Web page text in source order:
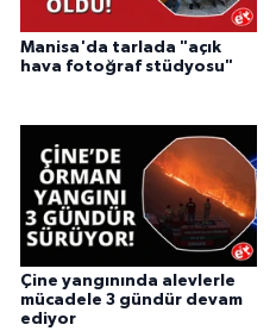
Manisa'da tarlada "açık
hava fotoğraf stüdyosu"
Çine yangınında alevlerle
mücadele 3 gündür devam
ediyor